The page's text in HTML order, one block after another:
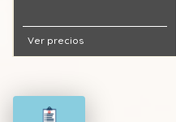
Ver precios